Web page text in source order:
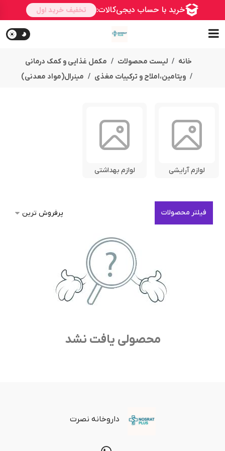
خانه لیست محصولات
مکمل غذایی و کمک درمانی
ویتامین،املاح و ترکیبات مغذی
مینرال(مواد معدنی)
لوازم آرایشی لوازم بهداشتی
فیلتر محصولات
محصولی یافت نشد
داروخانه نصرت